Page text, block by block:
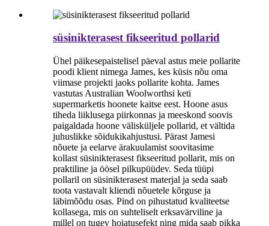
süsinikterasest fikseeritud pollarid
Ühel päikesepaistelisel päeval astus meie pollarite
poodi klient nimega James, kes küsis nõu oma
viimase projekti jaoks pollarite kohta. James
vastutas Australian Woolworthsi keti
supermarketis hoonete kaitse eest. Hoone asus
tiheda liiklusega piirkonnas ja meeskond soovis
paigaldada hoone välisküljele pollarid, et vältida
juhuslikke sõidukikahjustusi. Pärast Jamesi
nõuete ja eelarve ärakuulamist soovitasime
kollast süsinikterasest fikseeritud pollarit, mis on
praktiline ja öösel pilkupüüdev. Seda tüüpi
pollaril on süsinikterasest materjal ja seda saab
toota vastavalt kliendi nõuetele kõrguse ja
läbimõõdu osas. Pind on pihustatud kvaliteetse
kollasega, mis on suhteliselt erksavärviline ja
millel on tugev hoiatusefekt ning mida saab pikka